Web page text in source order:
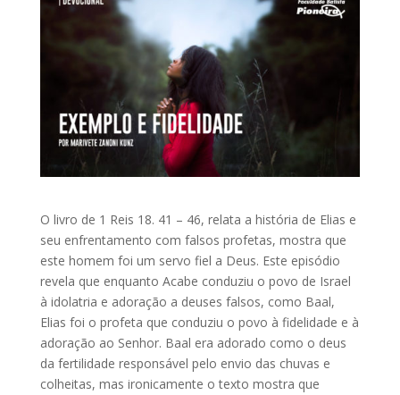
O livro de 1 Reis 18. 41 – 46, relata a história de Elias e
seu enfrentamento com falsos profetas, mostra que
este homem foi um servo fiel a Deus. Este episódio
revela que enquanto Acabe conduziu o povo de Israel
à idolatria e adoração a deuses falsos, como Baal,
Elias foi o profeta que conduziu o povo à fidelidade e à
adoração ao Senhor. Baal era adorado como o deus
da fertilidade responsável pelo envio das chuvas e
colheitas, mas ironicamente o texto mostra que